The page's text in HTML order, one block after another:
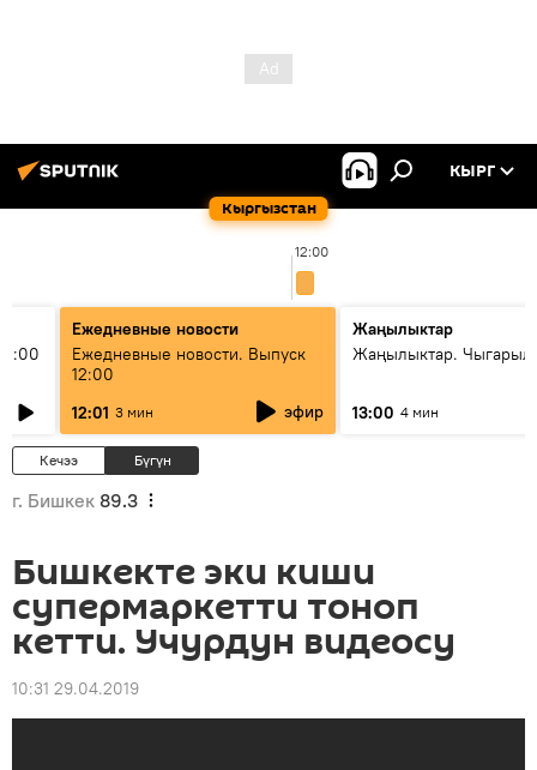
Кыргызстан
КЫРГ
12:00
Ежедневные новости
Ежедневные новости. Выпуск
12:00
12:01 3 мин эфир
Жаңылыктар
Жаңылыктар.
13:00 4 мин
Кечээ Бүгүн
г. Бишкек 89.3
Бишкекте эки киши
супермаркетти тоноп
кетти. Учурдун видеосу
10:31 29.04.2019